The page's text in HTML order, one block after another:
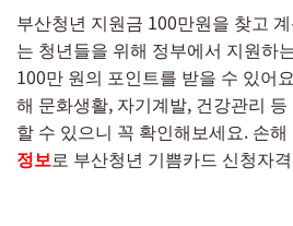
부산청년 지원금 100만원을 찾고
는 청년들을 위해 정부에서 지원하
100만 원의 포인트를 받을 수 있어
해 문화생활, 자기계발, 건강관리
할 수 있으니 꼭 확인해보세요. 손
정보로 부산청년 기쁨카드 신청자